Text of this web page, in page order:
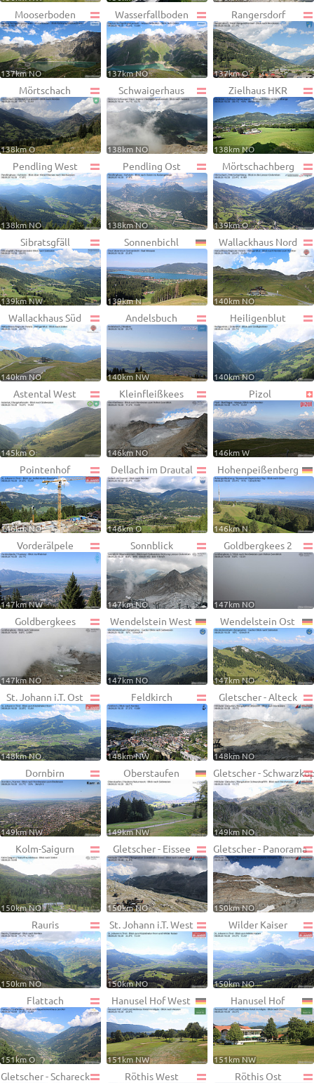
Mooserboden
137km NO
Wasserfallboden
137km NO
Rangersdorf
137km O
Mörtschach
138km O
Schwaigerhaus
138km NO
Zielhaus HKR
138km NO
Pendling West
138km NO
Pendling Ost
138km NO
Mörtschachberg
139km O
Sibratsgfäll
139km NW
Sonnenbichl
139km N
Wallackhaus Nord
140km NO
Wallackhaus Süd
140km NO
Andelsbuch
140km NW
Heiligenblut
140km NO
Astental West
145km O
Kleinfleißkees
146km NO
Pizol
146km W
Pointenhof
146km NO
Dellach im Drautal
146km O
Hohenpeißenberg
146km N
Vorderälpele
147km NW
Sonnblick
147km NO
Goldbergkees 2
147km NO
Goldbergkees
147km NO
Wendelstein West
147km NO
Wendelstein Ost
147km NO
St. Johann i.T. Ost
148km NO
Feldkirch
148km NW
Gletscher - Alteck
148km NO
Dornbirn
149km NW
Oberstaufen
149km NW
Gletscher -
149km NO
Kolm-Saigurn
150km NO
Gletscher - Eissee
150km NO
Gletscher - Panorama
150km NO
Rauris
150km NO
St. Johann i.T. West
150km NO
Wilder Kaiser
150km NO
Flattach
151km O
Hanusel Hof West
151km NW
Hanusel Hof
151km NW
Gletscher - Schareck Röthis West Röthis Ost